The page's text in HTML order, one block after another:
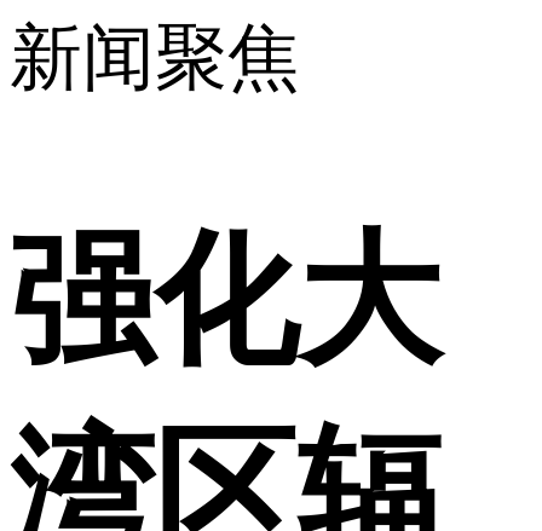
新闻聚焦
强化大
湾区辐